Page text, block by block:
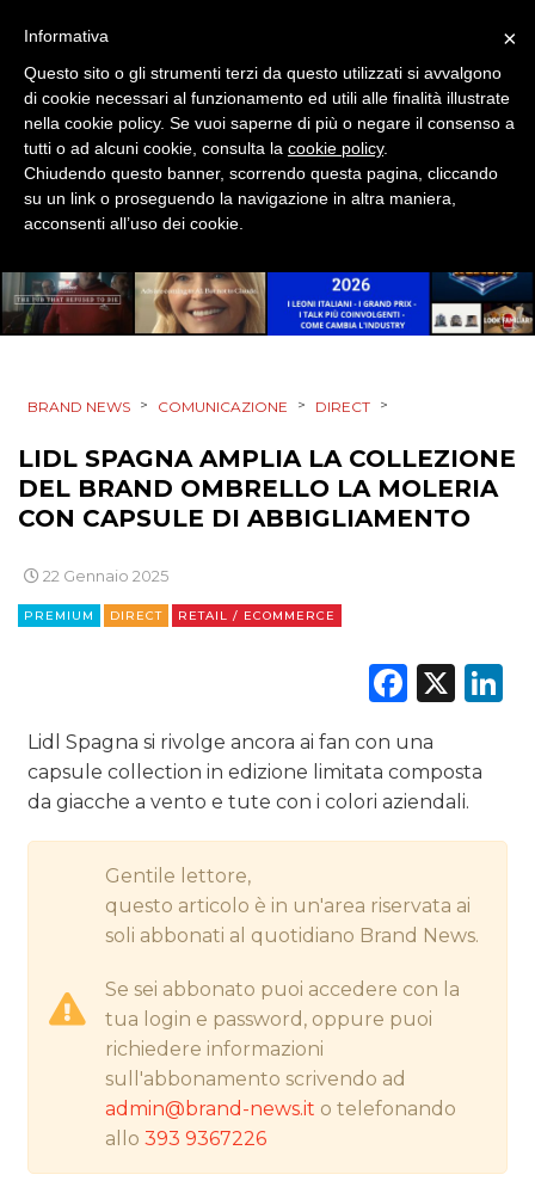
MOBILE
PROMOZIONI
PUNTI VENDITA
RADIO / AUDIO
DATI
RICERCHE
PREVISIONI/SCENARI
BRAND NEWS > COMUNICAZIONE > DIRECT >
LIDL SPAGNA AMPLIA LA COLLEZIONE
DEL BRAND OMBRELLO LA MOLERIA
CON CAPSULE DI ABBIGLIAMENTO
22 Gennaio 2025
PREMIUM DIRECT RETAIL / ECOMMERCE
X
Lidl Spagna si rivolge ancora ai fan con una
capsule collection in edizione limitata composta
da giacche a vento e tute con i colori aziendali.
Gentile lettore,
questo articolo è in un'area riservata ai
soli abbonati al quotidiano Brand News.
Se sei abbonato puoi accedere con la
tua login e password, oppure puoi
richiedere informazioni
sull'abbonamento scrivendo ad
admin@brand-news.it o telefonando
allo393 9367226
×
Informativa
Questo sito o gli strumenti terzi da questo utilizzati si avvalgono
di cookie necessari al funzionamento ed utili alle finalità illustrate
nella cookie policy. Se vuoi saperne di più o negare il consenso a
tutti o ad alcuni cookie, consulta la cookie policy.
Chiudendo questo banner, scorrendo questa pagina, cliccando
su un link o proseguendo la navigazione in altra maniera,
acconsenti all’uso dei cookie.